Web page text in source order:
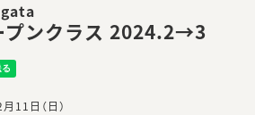
プンクラス 2024.2→3
11日（日）